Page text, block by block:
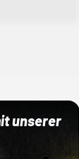
unserer